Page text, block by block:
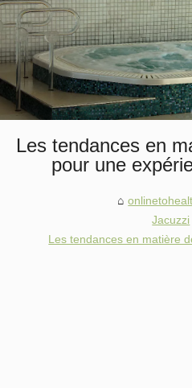
Les tendances en
pour une
Jacuzzi
Les tendances en matière